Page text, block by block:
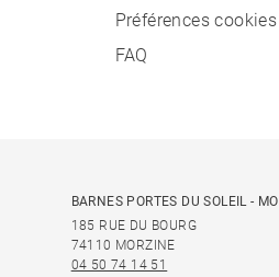
Préférences cookies
FAQ
BARNES PORTES DU SOLEIL -
185 RUE DU BOURG
74110 MORZINE
04 50 74 14 51